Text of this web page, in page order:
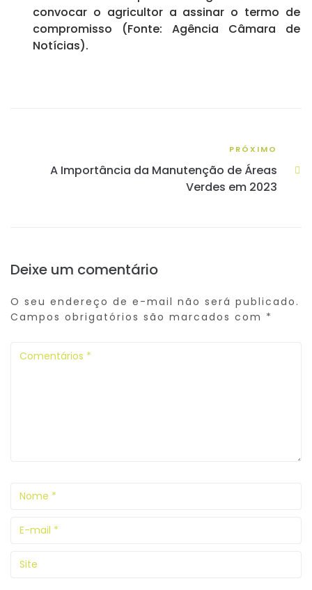
convocar o agricultor a assinar o termo de
compromisso (Fonte: Agência Câmara de
Notícias).
PRÓXIMO
A Importância da Manutenção de Áreas
Verdes em 2023
Deixe um comentário
O seu endereço de e-mail não será publicado.
Campos obrigatórios são marcados com *